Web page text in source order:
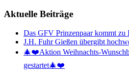
Aktuelle Beiträge
Das GFV Prinzenpaar kommt zu
J.H. Fuhr Gießen übergibt
🎄❤️Aktion Weihnachts-
gestartet🎄❤️